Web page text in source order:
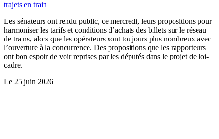
trajets en train
Les sénateurs ont rendu public, ce mercredi, leurs propositions pour
harmoniser les tarifs et conditions d’achats des billets sur le réseau
de trains, alors que les opérateurs sont toujours plus nombreux avec
l’ouverture à la concurrence. Des propositions que les rapporteurs
ont bon espoir de voir reprises par les députés dans le projet de loi-
cadre.
Le 25 juin 2026